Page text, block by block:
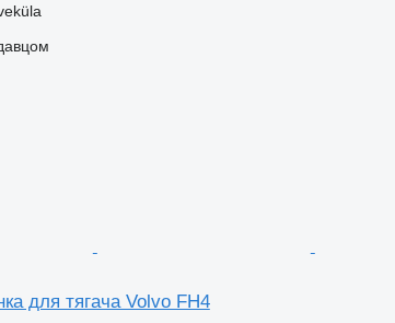
для тягача Volvo FH4